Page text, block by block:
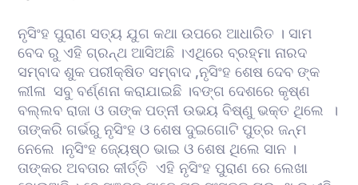
ନୃସିଂହ ପୁରାଣ ସତ୍ୟ ଯୁଗ କଥା ଉପରେ ଆଧାରିତ । ସାମ
ବେଦ ରୁ ଏହି ଗ୍ରନ୍ଥ ଆସିଅଛି ।ଏଥିରେ ବ୍ରହ୍ମା ନାରଦ
ସମ୍ବାଦ ଶୁକ ପରୀକ୍ଷିତ ସମ୍ବାଦ ,ନୃସିଂହ ଶେଷ ଦେବ ଙ୍କ
ଲୀଳା ସବୁ ବର୍ଣ୍ଣନା କରାଯାଇଛି ।ବଙ୍ଗ ଦେଶରେ କୃଷ୍ଣ
ବଲ୍ଲବ ରାଜା ଓ ତାଙ୍କ ପତ୍ନୀ ଉଭୟ ବିଷ୍ଣୁ ଭକ୍ତ ଥିଲେ ।
ତାଙ୍କରି ଗର୍ଭରୁ ନୃସିଂହ ଓ ଶେଷ ଦୁଇଗୋଟି ପୁତ୍ର ଜନ୍ମ
ନେଲେ ।ନୃସିଂହ ଜ୍ୟେଷ୍ଠ ଭାଇ ଓ ଶେଷ ଥିଲେ ସାନ ।
ତାଙ୍କର ଅବତାର କୀର୍ତ୍ତି ଏହି ନୃସିଂହ ପୁରାଣ ରେ ଲେଖା